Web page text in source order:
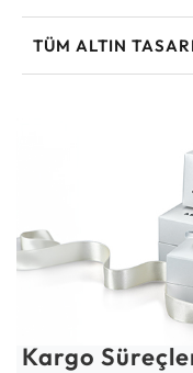
TÜM ALTIN
Kargo